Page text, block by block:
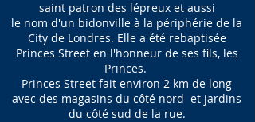
saint patron des lépreux et aussi
le nom d'un bidonville à la périphérie de la
City de Londres. Elle a été rebaptisée
Princes Street en l'honneur de ses fils, les
Princes.
Princes Street fait environ 2 km de long
avec des magasins du côté nord et jardins
du côté sud de la rue.